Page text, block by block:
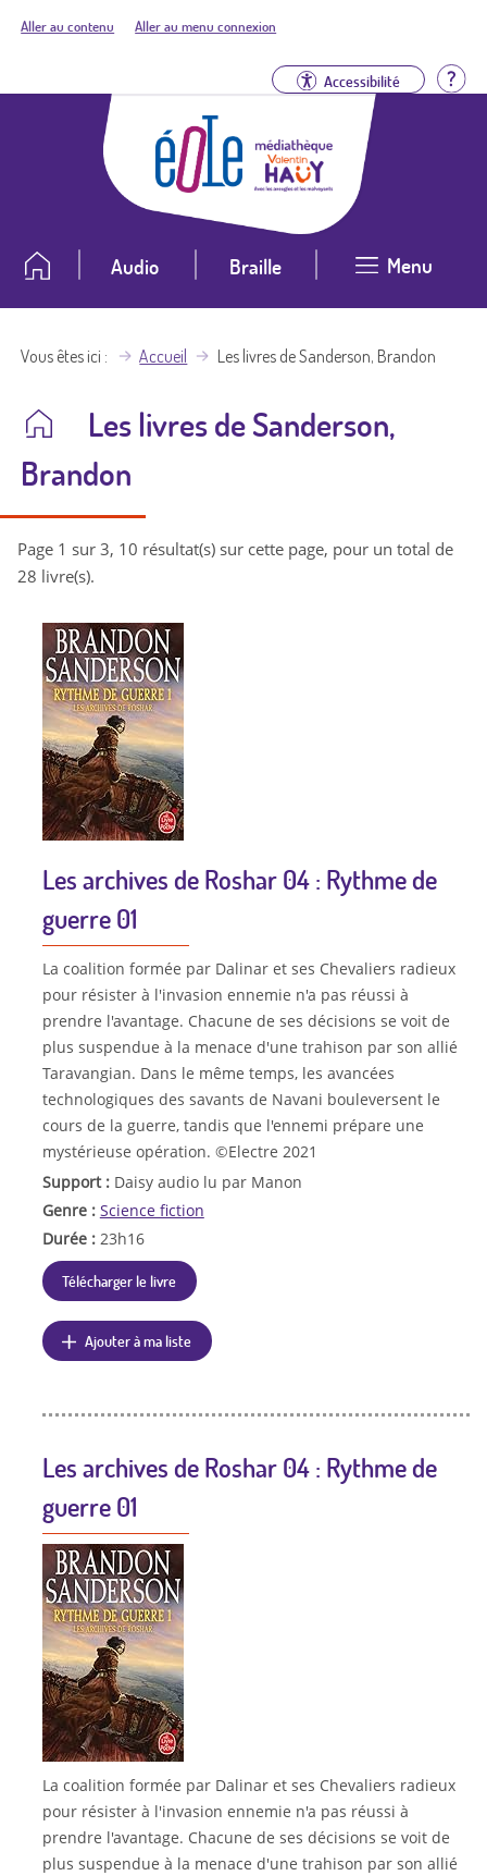
Aller au contenu Aller au menu connexion
Accessibilité
Audio Braille Menu
Vous êtes ici Accueil Les livres de Sanderson, Brandon
Les livres de Sanderson,
Brandon
Page 1 sur 3, 10 résultat(s) sur cette page, pour un total de
28 livre(s).
Les archives de Roshar 04 : Rythme de
guerre 01
La coalition formée par Dalinar et ses Chevaliers radieux
pour résister à l'invasion ennemie n'a pas réussi à
prendre l'avantage. Chacune de ses décisions se voit de
plus suspendue à la menace d'une trahison par son allié
Taravangian. Dans le même temps, les avancées
technologiques des savants de Navani bouleversent le
cours de la guerre, tandis que l'ennemi prépare une
mystérieuse opération. ©Electre 2021
Support : Daisy audio lu par Manon
Genre : Science fiction
Durée : 23h16
Télécharger le livre
Ajouter à ma liste
Les archives de Roshar 04 : Rythme de
guerre 01
La coalition formée par Dalinar et ses Chevaliers radieux
pour résister à l'invasion ennemie n'a pas réussi à
prendre l'avantage. Chacune de ses décisions se voit de
plus suspendue à la menace d'une trahison par son allié